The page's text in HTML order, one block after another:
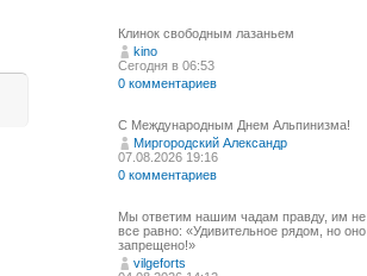
Клинок свободным лазаньем
kino
Сегодня в 06:53
0 комментариев
С Международным Днем Альпинизма!⁠
Миргородский Александр
07.08.2026 19:16
0 комментариев
Мы ответим нашим чадам правду, им не
все равно: «Удивительное рядом, но оно
запрещено!»
vilgeforts